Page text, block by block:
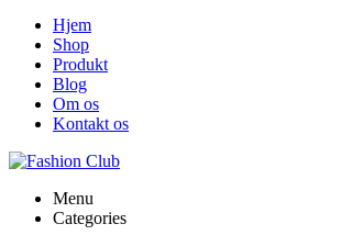
Hjem
Shop
Produkt
Blog
Om os
Kontakt os
Menu
Categories